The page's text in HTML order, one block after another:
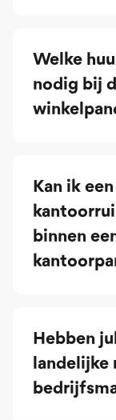
Welke
nodig bij
Kan ik
binnen
Hebben
landelijke